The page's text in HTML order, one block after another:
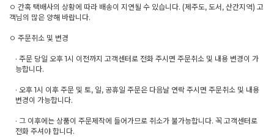
ㅇ 간혹 택배사의 상황에 따라 배송이 지연될 수 있습니다. (제주도, 도서, 산간지역) 고
객님의 많은 양해 바랍니다.
ㅇ 주문취소 및 변경
· 주문 당일 오후 1시 이전까지 고객센터로 전화 주시면 주문취소 및 내용 변경이 가
능합니다.
· 오후 1시 이후 주문 및 토, 일, 공휴일 주문은 다음날 연락 주시면 주문취소 및 내용
변경이 가능합니다.
· 그 이후에는 상품이 주문제작에 들어가므로 취소가 불가능합니다. 꼭 고객센터로
전화 주셔야 합니다.